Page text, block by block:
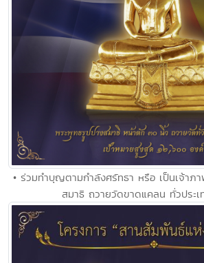
• ร่วมทำบุญตามกำลังศรัทธา หรือ เป็นเจ้าภ
สมาธิ ถวายวัดขาดแคลน ทั่วประเ